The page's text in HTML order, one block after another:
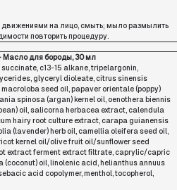
на лицо, смыть; мыло размылить
повторить процедуру.
Масло для бороды, 30 мл
c13-15 alkane, tripelargonin,
glyceryl dioleate, citrus sinensis
seed oil, papaver orientale (poppy)
spinosa (argan) kernel oil, oenothera biennis
oil, salicorna herbacea extract, calendula
hairy root culture extract, carapa guianensis
(lavender) herb oil, camellia oleifera seed oil,
kernel oil/olive fruit oil/sunflower seed
extract ferment extract filtrate, caprylic/capric
oil, linolenic acid, helianthus annuus
acid copolymer, menthol, tocopherol,